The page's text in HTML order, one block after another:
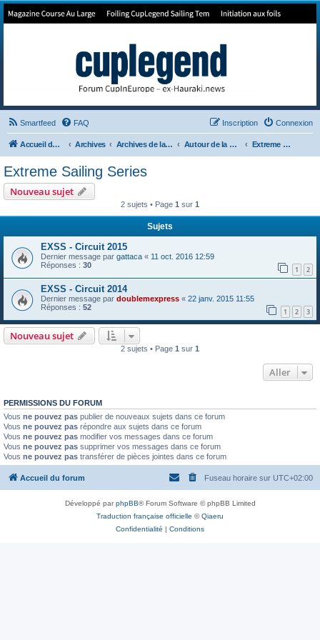
Forum de Cup In Europe
Smartfeed FAQ Connexion
Inscription
Accueil du forum Archives Archives de la 35ème Autour de la Cup Extreme Sailing Series
Extreme Sailing Series
Nouveau sujet
2 sujets • Page 1 sur 1
Sujets
EXSS - Circuit 2015
Dernier message par gattaca « 11 oct. 2016 12:59
Réponses : 30 1 2
EXSS - Circuit 2014
Dernier message par doublemexpress « 22 janv. 2015 11:55
Réponses : 52 1 2 3
Nouveau sujet
2 sujets • Page 1 sur 1
Aller
PERMISSIONS DU FORUM
Vous ne pouvez pas publier de nouveaux sujets dans ce forum
Vous ne pouvez pas répondre aux sujets dans ce forum
Vous ne pouvez pas modifier vos messages dans ce forum
Vous ne pouvez pas supprimer vos messages dans ce forum
Vous ne pouvez pas transférer de pièces jointes dans ce forum
Accueil du forum Fuseau horaire sur UTC+02:00
Développé parphpBB® Forum Software © phpBB Limited
Traduction française officielle ©Qiaeru
Confidentialité | Conditions